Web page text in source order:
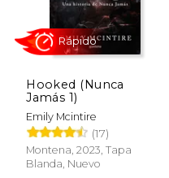
Hooked (Nunca
Jamás 1)
Emily Mcintire
(17)
Montena, 2023, Tapa
Blanda, Nuevo